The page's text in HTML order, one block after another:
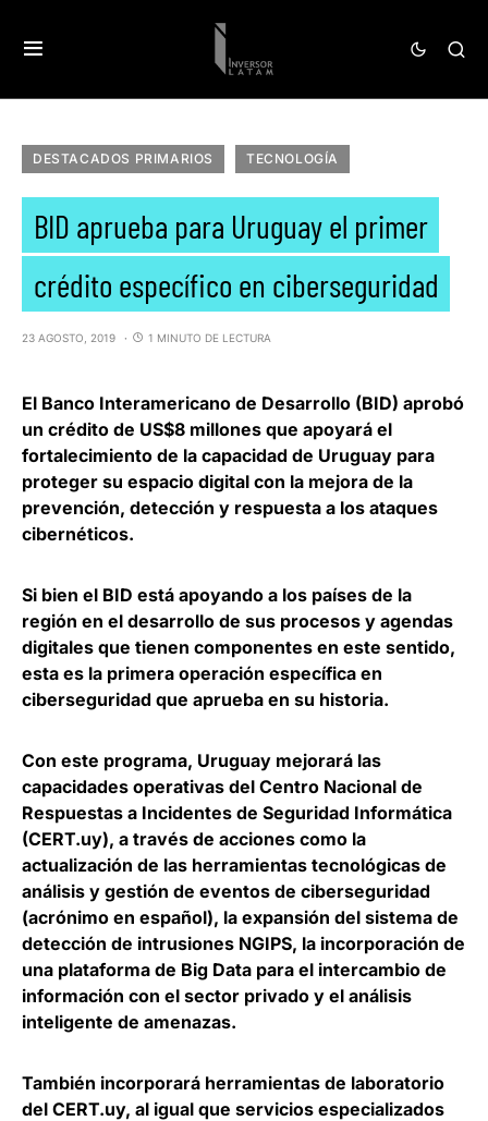
DESTACADOS PRIMARIOS TECNOLOGÍA
BID aprueba para Uruguay el primer
crédito específico en ciberseguridad
23 AGOSTO, 2019 1 MINUTO DE LECTURA
El Banco Interamericano de Desarrollo (BID) aprobó
un crédito de US$8 millones que apoyará el
fortalecimiento de la capacidad de Uruguay para
proteger su espacio digital con la mejora de la
prevención, detección y respuesta a los ataques
cibernéticos.
Si bien el BID está apoyando a los países de la
región en el desarrollo de sus procesos y agendas
digitales que tienen componentes en este sentido,
esta es la primera operación específica en
ciberseguridad que aprueba en su historia.
Con este programa, Uruguay mejorará las
capacidades operativas del Centro Nacional de
Respuestas a Incidentes de Seguridad Informática
(CERT.uy), a través de acciones como la
actualización de las herramientas tecnológicas de
análisis y gestión de eventos de ciberseguridad
(acrónimo en español), la expansión del sistema de
detección de intrusiones NGIPS, la incorporación de
una plataforma de Big Data para el intercambio de
información con el sector privado y el análisis
inteligente de amenazas.
También incorporará herramientas de laboratorio
del CERT.uy, al igual que servicios especializados